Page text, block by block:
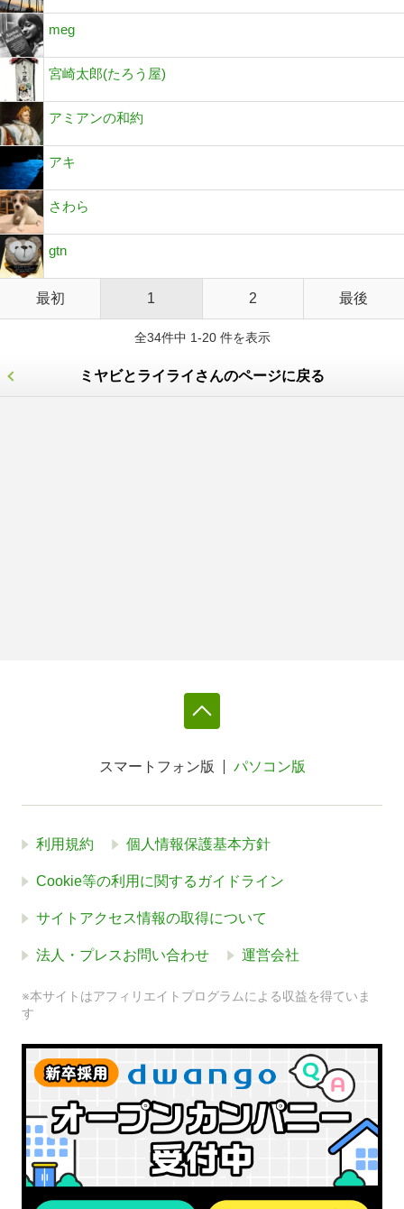
meg
宮崎太郎(たろう屋)
アミアンの和約
アキ
さわら
gtn
最初 1 2 最後
全34件中 1-20 件を表示
ミヤビとライライさんのページに戻る
スマートフォン版 パソコン版
利用規約 個人情報保護基本方針
Cookie等の利用に関するガイドライン
サイトアクセス情報の取得について
法人・プレスお問い合わせ 運営会社
※本サイトはアフィリエイトプログラムによる収益を得ていま
す